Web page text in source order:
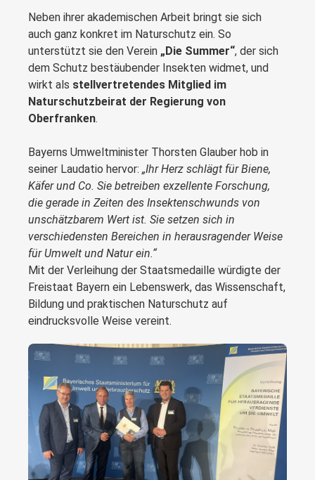
Neben ihrer akademischen Arbeit bringt sie sich
auch ganz konkret im Naturschutz ein. So
unterstützt sie den Verein „Die Summer“, der sich
dem Schutz bestäubender Insekten widmet, und
wirkt als stellvertretendes Mitglied im
Naturschutzbeirat der Regierung von
Oberfranken.
Bayerns Umweltminister Thorsten Glauber hob in
seiner Laudatio hervor: „Ihr Herz schlägt für Biene,
Käfer und Co. Sie betreiben exzellente Forschung,
die gerade in Zeiten des Insektenschwunds von
unschätzbarem Wert ist. Sie setzen sich in
verschiedensten Bereichen in herausragender Weise
für Umwelt und Natur ein.“
Mit der Verleihung der Staatsmedaille würdigte der
Freistaat Bayern ein Lebenswerk, das Wissenschaft,
Bildung und praktischen Naturschutz auf
eindrucksvolle Weise vereint.